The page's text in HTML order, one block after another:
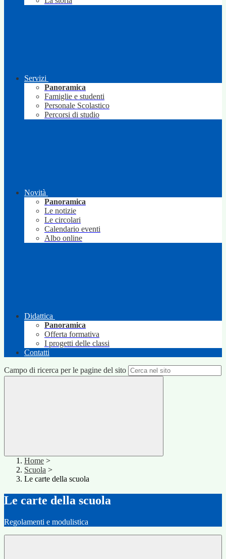
Servizi
Panoramica
Famiglie e studenti
Personale Scolastico
Percorsi di studio
Novità
Panoramica
Le notizie
Le circolari
Calendario eventi
Albo online
Didattica
Panoramica
Offerta formativa
I progetti delle classi
Contatti
Campo di ricerca per le pagine del sito
Home >
Scuola >
Le carte della scuola
Le carte della scuola
Regolamenti e modulistica